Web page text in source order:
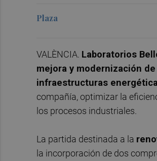
Plaza
VALÈNCIA. Laboratorios
mejora y modernización
infraestructuras
compañía, optimizar la
los procesos industriales.
La partida destinada a la
la incorporación de dos